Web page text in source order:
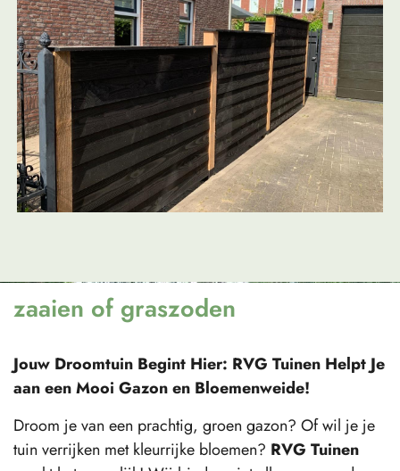
zaaien of graszoden
Jouw Droomtuin Begint Hier: RVG Tuinen Helpt Je
aan een Mooi Gazon en Bloemenweide!
Droom je van een prachtig, groen gazon? Of wil je je
tuin verrijken met kleurrijke bloemen? RVG Tuinen